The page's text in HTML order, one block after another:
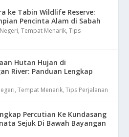
ke Tabin Wildlife Reserve:
Pencinta Alam di Sabah
Negeri,Tempat Menarik,Tips
Hutan Hujan di
River: Panduan Lengkap
,Tempat Menarik,Tips Perjalanan
Percutian Ke Kundasang
Sejuk Di Bawah Bayangan